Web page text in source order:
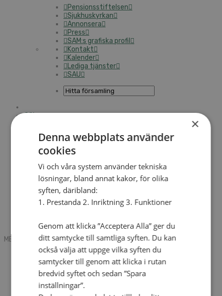
Pensionsstiftelsen
Sjukhuskyrkan
Annonsera
Press
SAM:s grafiska profil
Kontakt
Kalender
Lediga tjänster
SAU
Sök
Mobile box
Kontakt
Tidning
Annonsera
Hitta församling
Press
SAU
Kalender
Sommargårdar
MENU
MENU
Search mobile
English
Hej! Vad söker du?
Kontakt
Kalender
×
Denna webbplats använder
cookies
Vi och våra system använder tekniska
lösningar, bland annat kakor, för olika
syften, däribland:
1. Prestanda 2. Inriktning 3. Funktioner
Genom att klicka ”Acceptera Alla” ger du
ditt samtycke till samtliga syften. Du kan
också välja att uppge vilka syften du
samtycker till genom att klicka i rutan
bredvid syftet och sedan ”Spara
inställningar”.